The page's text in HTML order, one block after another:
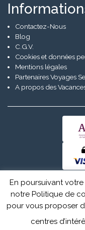
Contactez-Nous
Blog
C.G.V.
Cookies et données
Mentions légales
Partenaires Voyages
A propos des
En poursuivant
notre Politique de
pour vous proposer
centres